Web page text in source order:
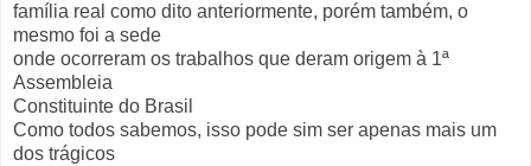
família real como dito anteriormente, porém também, o
mesmo foi a sede
onde ocorreram os trabalhos que deram origem à 1ª
Assembleia
Constituinte do Brasil
Como todos sabemos, isso pode sim ser apenas mais um
dos trágicos